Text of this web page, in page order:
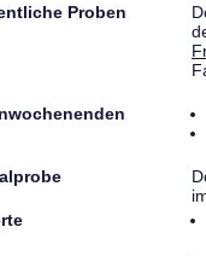
Proben